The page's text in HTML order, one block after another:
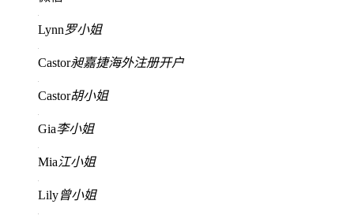
Lynn罗小姐
Castor昶嘉捷海外注册开户
Castor胡小姐
Gia李小姐
Mia江小姐
Lily曾小姐